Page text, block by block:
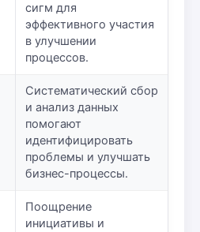
сигм для
эффективного участия
в улучшении
процессов.
Систематический сбор
и анализ данных
помогают
идентифицировать
проблемы и улучшать
бизнес-процессы.
Поощрение
инициативы и